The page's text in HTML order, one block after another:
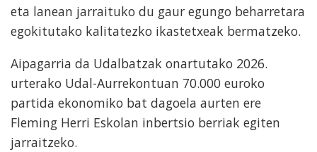
eta lanean jarraituko du gaur egungo beharretara
egokitutako kalitatezko ikastetxeak bermatzeko.
Aipagarria da Udalbatzak onartutako 2026.
urterako Udal-Aurrekontuan 70.000 euroko
partida ekonomiko bat dagoela aurten ere
Fleming Herri Eskolan inbertsio berriak egiten
jarraitzeko.